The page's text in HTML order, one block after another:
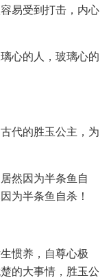
易受到打击，内心
心的人，玻璃心的
代的胜玉公主，为
然因为半条鱼自
为半条鱼自杀！
惯养，自尊心极
的大事情，胜玉公